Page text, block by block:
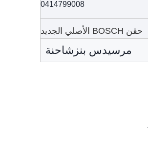
0414799008
حقن BOSCH الأصلي الجديد
مرسيدس بنز شاحنة